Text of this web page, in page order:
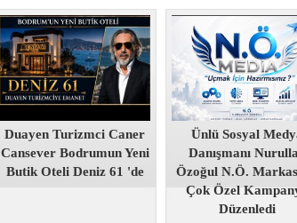
Duayen Turizmci Caner
Cansever Bodrumun Yeni
Butik Oteli Deniz 61 'de
Ünlü Sosyal
Danışmanı
Özoğul N.Ö.
Çok Özel
Düzenledi